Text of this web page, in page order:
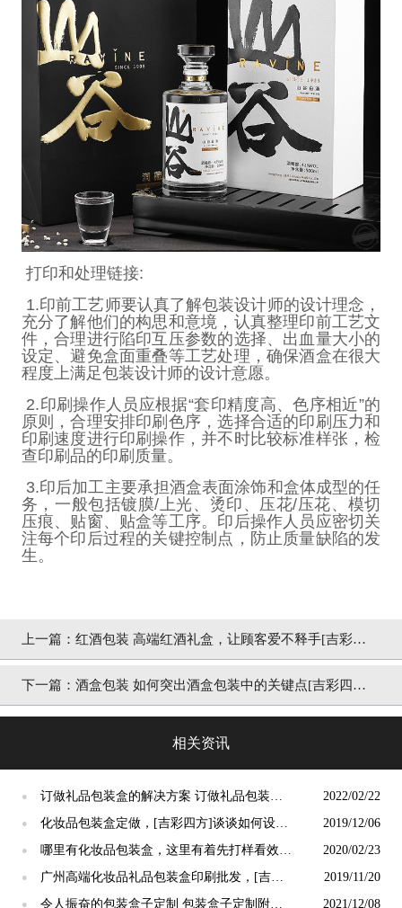
打印和处理链接:
1.印前工艺师要认真了解包装设计师的设计理念，
充分了解他们的构思和意境，认真整理印前工艺文
件，合理进行陷印互压参数的选择、出血量大小的
设定、避免盒面重叠等工艺处理，确保酒盒在很大
程度上满足包装设计师的设计意愿。
2.印刷操作人员应根据“套印精度高、色序相近”的
原则，合理安排印刷色序，选择合适的印刷压力和
印刷速度进行印刷操作，并不时比较标准样张，检
查印刷品的印刷质量。
3.印后加工主要承担酒盒表面涂饰和盒体成型的任
务，一般包括镀膜/ 上光、烫印、压花/压花、模切
压痕、贴窗、贴盒等工序。印后操作人员应密切关
注每个印后过程的关键控制点，防止质量缺陷的发
生。
上一篇： 红酒包装 高端红酒礼盒，让顾客爱不释手[吉彩四
方]
下一篇： 酒盒包装 如何突出酒盒包装中的关键点[吉彩四
相关资讯
●
订做礼品包装盒的解决方案 订做礼品包装盒
的方法[吉彩四方]
2022/02/22
●
化妆品包装盒定做，[吉彩四方]谈谈如何设计
更有穿透力
2019/12/06
●
哪里有化妆品包装盒，这里有着先打样看效果
的厂家[吉彩四方]
2020/02/23
●
广州高端化妆品礼品包装盒印刷批发，[吉彩
四方]将设计理念体现出来的技术
2019/11/20
● 令人振奋的包装盒子定制 包装盒子定制附加 2021/12/08